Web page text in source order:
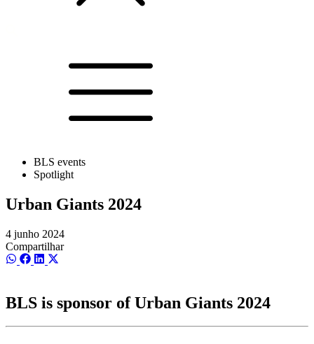
BLS events
Spotlight
Urban Giants 2024
4 junho 2024
Compartilhar
ShareShareShare
BLS is sponsor of Urban Giants 2024